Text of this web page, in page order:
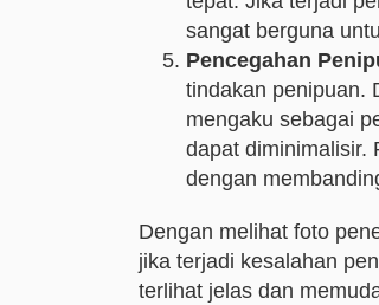
sangat berguna
Pencegahan
tindakan penipuan.
mengaku sebagai
dapat diminimalisir.
dengan
Dengan melihat foto
jika terjadi kesalahan
terlihat jelas dan